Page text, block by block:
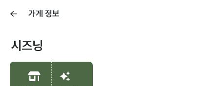
가게 정보
시즈닝